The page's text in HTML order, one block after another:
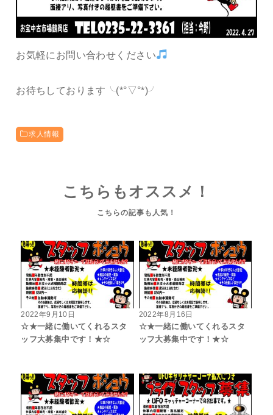
お気軽にお問い合わせください
お待ちしております╰(*°▽°*)╯
求人情報
こちらもオススメ！
2022年9月10日
☆★一緒に働いてくれるスタ
ッフ大募集中です！★☆
2022年8月16日
☆★一緒に働いてくれるスタ
ッフ大募集中です！★☆